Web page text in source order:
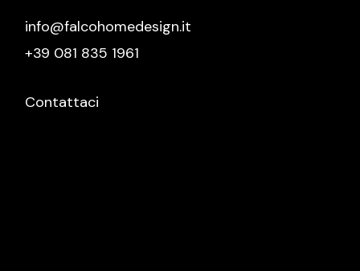
info@falcohomedesign.it
+39 081 835 1961
Contattaci